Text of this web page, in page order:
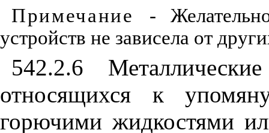
Примечание - Же
устройств не зависела от
542.2.6
относящихся к
горючими жидкостями